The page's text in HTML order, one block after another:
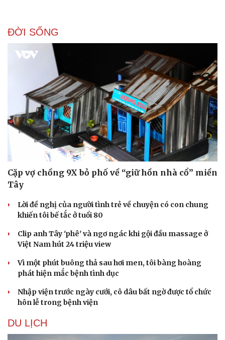
check-in
Podcast
Câu chuyện thời sự
Đọc truyện đêm khuya
Cửa sổ tình yêu
Kể chuyện cho bé
Hạt giống tâm hồn
ĐỜI SỐNG
Cặp vợ chồng 9X bỏ phố về “giữ hồn nhà cổ” miền
Tây
Lời đề nghị của người tình trẻ về chuyện có con chung
khiến tôi bế tắc ở tuổi 80
Clip anh Tây 'phê' và ngơ ngác khi gội đầu massage ở
Việt Nam hút 24 triệu view
Vì một phút buông thả sau hơi men, tôi bàng hoàng
phát hiện mắc bệnh tình dục
Nhập viện trước ngày cưới, cô dâu bất ngờ được tổ chức
hôn lễ trong bệnh viện
DU LỊCH